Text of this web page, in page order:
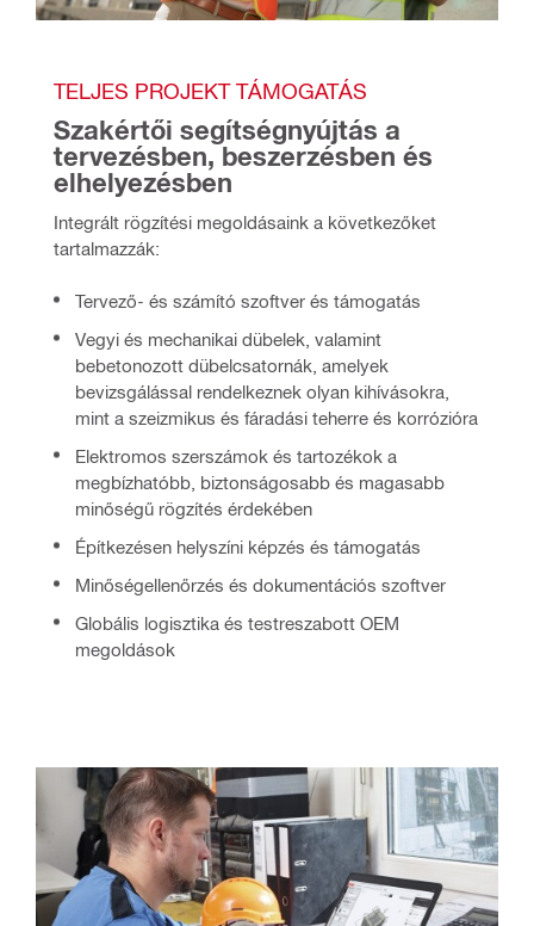
TELJES PROJEKT TÁMOGATÁS
Szakértői segítségnyújtás a
tervezésben, beszerzésben és
elhelyezésben
Integrált rögzítési megoldásaink a következőket
tartalmazzák:
Tervező- és számító szoftver és támogatás
Vegyi és mechanikai dübelek, valamint
bebetonozott dübelcsatornák, amelyek
bevizsgálással rendelkeznek olyan kihívásokra,
mint a szeizmikus és fáradási teherre és korrózióra
Elektromos szerszámok és tartozékok a
megbízhatóbb, biztonságosabb és magasabb
minőségű rögzítés érdekében
Építkezésen helyszíni képzés és támogatás
Minőségellenőrzés és dokumentációs szoftver
Globális logisztika és testreszabott OEM
megoldások